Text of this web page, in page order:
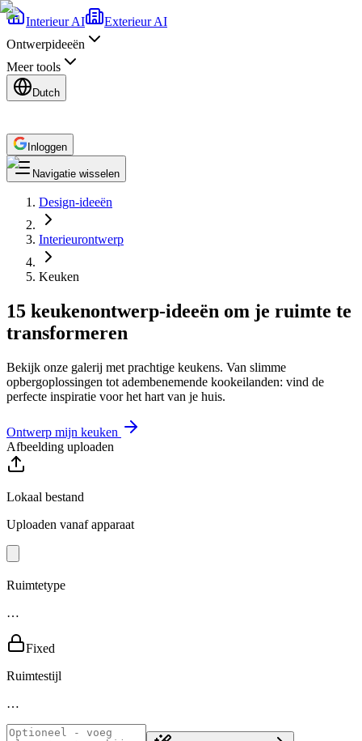
Interieur AI
Exterieur AI
Ontwerpideeën
Meer tools
Dutch
Inloggen
Navigatie wisselen
Design-ideeën
Interieurontwerp
Keuken
15 keukenontwerp-ideeën om je ruimte te
transformeren
Bekijk onze galerij met prachtige keukens. Van slimme
opbergoplossingen tot adembenemende kookeilanden: vind de
perfecte inspiratie voor het hart van je huis.
Ontwerp mijn keuken
Afbeelding uploaden
Lokaal bestand
Uploaden vanaf apparaat
Ruimtetype
…
Fixed
Ruimtestijl
…